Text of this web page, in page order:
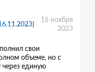
16 ноября
2023
свои
объеме, но с
единую